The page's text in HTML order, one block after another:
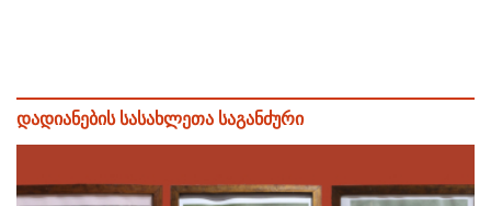
დადიანების სასახლეთა საგანძური